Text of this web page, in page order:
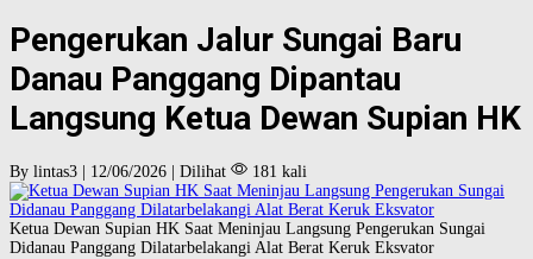
Pengerukan Jalur Sungai Baru
Danau Panggang Dipantau
Langsung Ketua Dewan Supian HK
By lintas3 | 12/06/2026 | Dilihat 181 kali
Ketua Dewan Supian HK Saat Meninjau Langsung Pengerukan Sungai
Didanau Panggang Dilatarbelakangi Alat Berat Keruk Eksvator